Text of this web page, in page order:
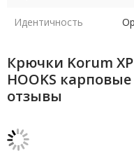
Идентичность
Крючки Korum
HOOKS
отзывы